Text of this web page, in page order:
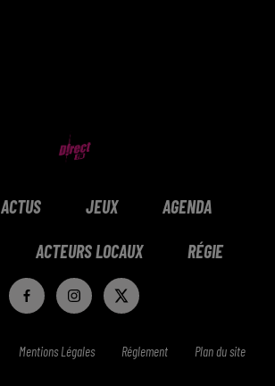
ACTUS JEUX AGENDA
ACTEURS LOCAUX RÉGIE
Mentions Légales Réglement Plan du site